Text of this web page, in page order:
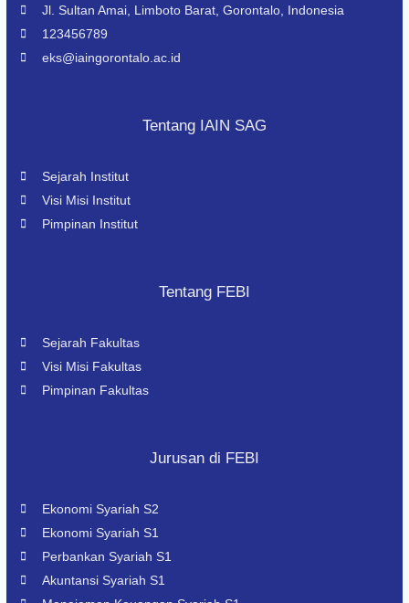
Jl. Sultan Amai, Limboto Barat, Gorontalo, Indonesia
123456789
eks@iaingorontalo.ac.id
Tentang IAIN SAG
Sejarah Institut
Visi Misi Institut
Pimpinan Institut
Tentang FEBI
Sejarah Fakultas
Visi Misi Fakultas
Pimpinan Fakultas
Jurusan di FEBI
Ekonomi Syariah S2
Ekonomi Syariah S1
Perbankan Syariah S1
Akuntansi Syariah S1